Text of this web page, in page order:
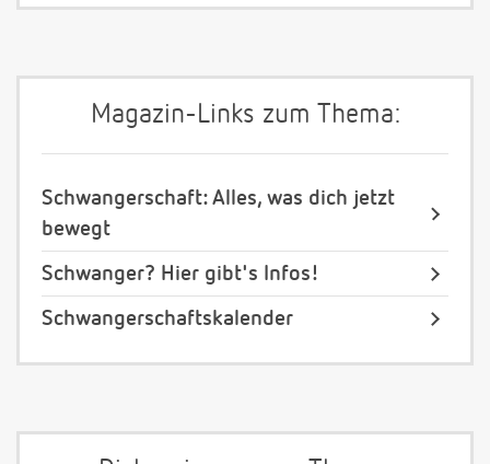
Magazin-Links zum Thema:
Schwangerschaft: Alles, was dich jetzt
bewegt
Schwanger? Hier gibt's Infos!
Schwangerschaftskalender